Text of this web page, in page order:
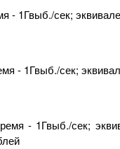
- 1Гвыб./сек;
- 1Гвыб./сек;
- 1Гвыб./сек;